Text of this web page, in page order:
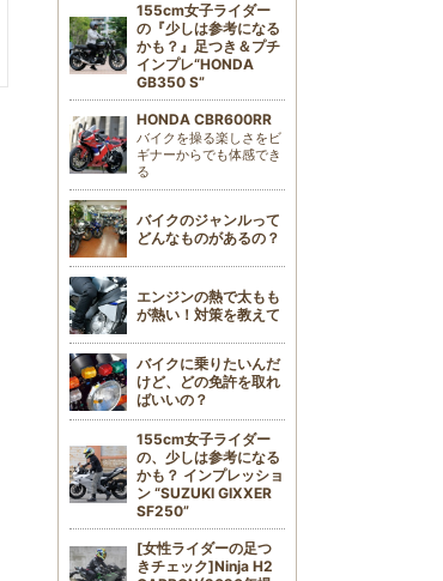
155cm女子ライダー
の『少しは参考になる
かも？』足つき＆プチ
インプレ“HONDA
GB350 S”
HONDA CBR600RR
バイクを操る楽しさをビ
ギナーからでも体感でき
る
バイクのジャンルって
どんなものがあるの？
エンジンの熱で太もも
が熱い！対策を教えて
バイクに乗りたいんだ
けど、どの免許を取れ
ばいいの？
155cm女子ライダー
の、少しは参考になる
かも？ インプレッショ
ン “SUZUKI GIXXER
SF250”
[女性ライダーの足つ
きチェック]Ninja H2